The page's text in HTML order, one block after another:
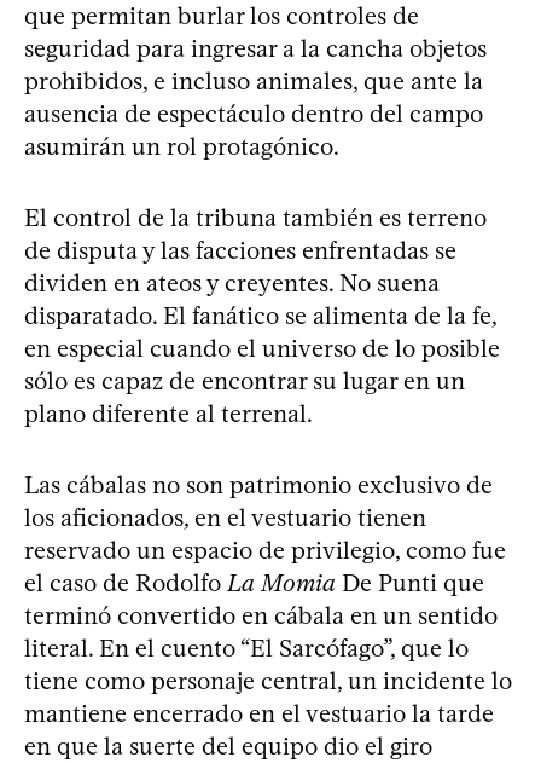
que permitan burlar los controles de
seguridad para ingresar a la cancha objetos
prohibidos, e incluso animales, que ante la
ausencia de espectáculo dentro del campo
asumirán un rol protagónico.
El control de la tribuna también es terreno
de disputa y las facciones enfrentadas se
dividen en ateos y creyentes. No suena
disparatado. El fanático se alimenta de la fe,
en especial cuando el universo de lo posible
sólo es capaz de encontrar su lugar en un
plano diferente al terrenal.
Las cábalas no son patrimonio exclusivo de
los aficionados, en el vestuario tienen
reservado un espacio de privilegio, como fue
el caso de RodolfoLa Momia De Punti que
terminó convertido en cábala en un sentido
literal. En el cuento “El Sarcófago”, que lo
tiene como personaje central, un incidente lo
mantiene encerrado en el vestuario la tarde
en que la suerte del equipo dio el giro